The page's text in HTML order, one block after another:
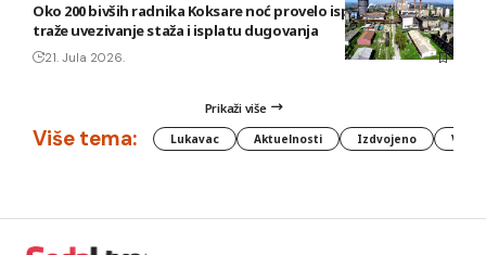
Oko 200 bivših radnika Koksare noć provelo ispred fabrike,
traže uvezivanje staža i isplatu dugovanja
21. Jula 2026.
Prikaži više
Više tema: Lukavac Aktuelnosti Izdvojeno